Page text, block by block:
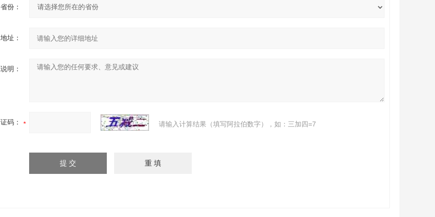
省份：
址：
明：
码： 请输入计算结果（填写阿拉伯数字），如：三加四=7